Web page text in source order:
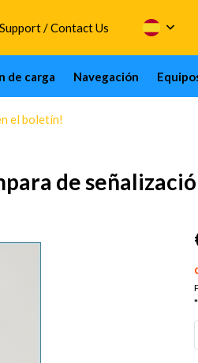
Support / Contact Us
de carga Navegación
el boletín!
de